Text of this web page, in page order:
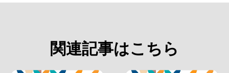
関連記事はこちら